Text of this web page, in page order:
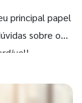
principal papel
sobre o